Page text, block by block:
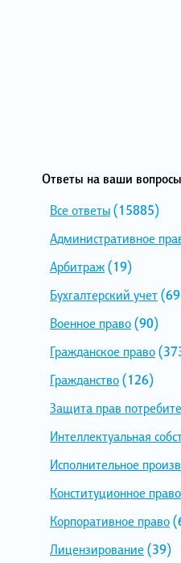
Ответы на ваши
Все ответы(15885)
Административное
Арбитраж(19)
Бухгалтерский учет
Военное право(90)
Гражданское право
Гражданство(126)
Защита прав
Интеллектуальная
Исполнительное
Конституционное право
Корпоративное право
Лицензирование (39)